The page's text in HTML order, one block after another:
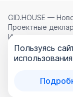
GID.HOUSE —
Проектные
Использование
соглашением ,
Политикой
ООО
Пользуясь